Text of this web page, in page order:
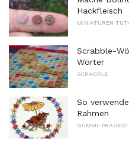
Hackfleisch
MINIATUREN
Scrabble-
Wörter
SCRABBLE
So
Rahmen
GUMMI-